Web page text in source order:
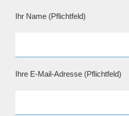
Ihr Name (Pflichtfeld)
Ihre E-Mail-Adresse (Pflichtfeld)